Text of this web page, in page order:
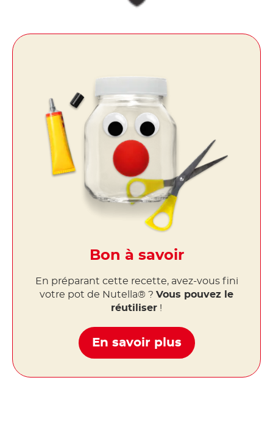
Bon à savoir
En préparant cette recette, avez-vous fini
votre pot de Nutella® ? Vous pouvez le
réutiliser !
En savoir plus